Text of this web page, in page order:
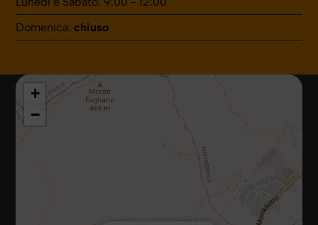
Domenica:chiuso
+
−
47867 Via Campiano, 10, Talamello (Rimini)